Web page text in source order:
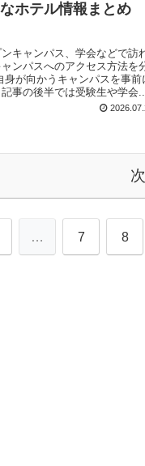
ホテル情報まとめ
キャンパス、学会などで訪
ンパスへのアクセス方法を
が向かうキャンパスを事前
事の後半では受験生や学会
… 7 8